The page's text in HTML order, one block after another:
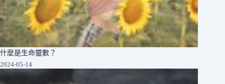
什麼是生命靈數？
2024-05-14